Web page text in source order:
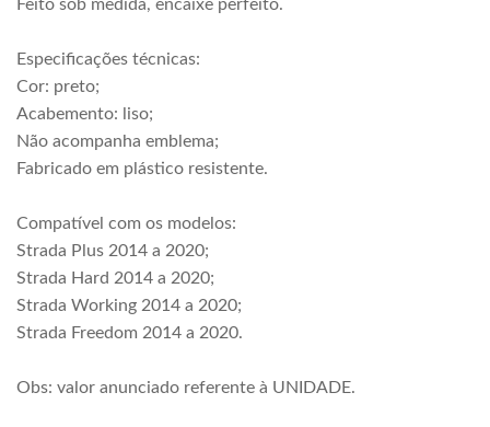
Feito sob medida, encaixe perfeito.
Especificações técnicas:
Cor: preto;
Acabemento: liso;
Não acompanha emblema;
Fabricado em plástico resistente.
Compatível com os modelos:
Strada Plus 2014 a 2020;
Strada Hard 2014 a 2020;
Strada Working 2014 a 2020;
Strada Freedom 2014 a 2020.
Obs: valor anunciado referente à UNIDADE.